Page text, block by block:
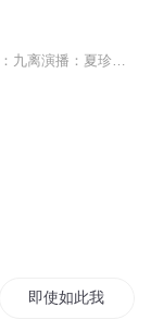
即使如此我们依